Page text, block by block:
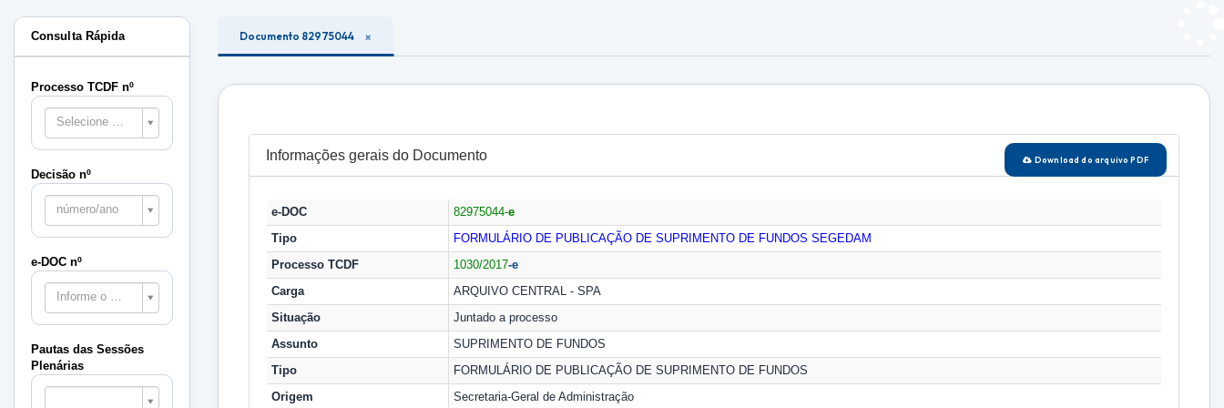
Consulta Rápida
Processo TCDF nº
Selecione o processo
Decisão nº
número/ano
e-DOC nº
Informe o e-DOC
Pautas das Sessões
Plenárias
Pautas
Documento 82975044
Informações gerais do Documento Download do arquivo PDF
e-DOC 82975044-e
Tipo
FORMULÁRIO DE PUBLICAÇÃO DE SUPRIMENTO DE FUNDOS SEGEDAM
Processo TCDF
1030/2017-e
Carga
ARQUIVO CENTRAL - SPA
Situação
Juntado a processo
Assunto
SUPRIMENTO DE FUNDOS
Tipo
FORMULÁRIO DE PUBLICAÇÃO DE SUPRIMENTO DE FUNDOS
Origem
Secretaria-Geral de Administração